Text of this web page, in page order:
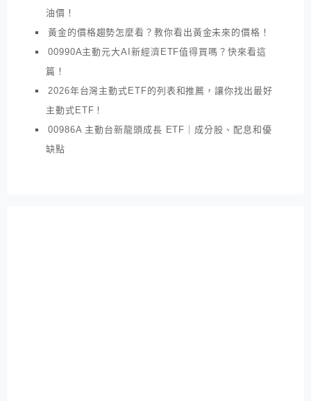
油價！
黃金的價格趨勢怎麼看？教你看出黃金未來的價格！
00990A主動元大AI新經濟ETF值得買嗎？快來看這
篇！
2026年台灣主動式ETF的列表和推薦，讓你找出最好
主動式ETF！
00986A 主動台新龍頭成長 ETF｜成分股、配息和優
缺點